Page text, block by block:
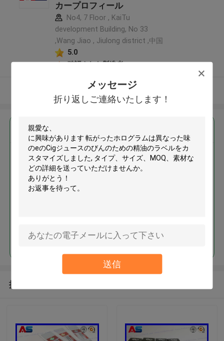
メッセージ
折り返しご連絡いたします！
送信
カープロフィール
No4, 7 Floor , KaiTu
development Building, No 33
,Wang Jiao , Jiulong district ,中国
5.0
確認された製造者
多くを見て下さい
転がったホログラムは異なった
味のeのCigジュースのびんのた
続行
推薦されたプロダクト